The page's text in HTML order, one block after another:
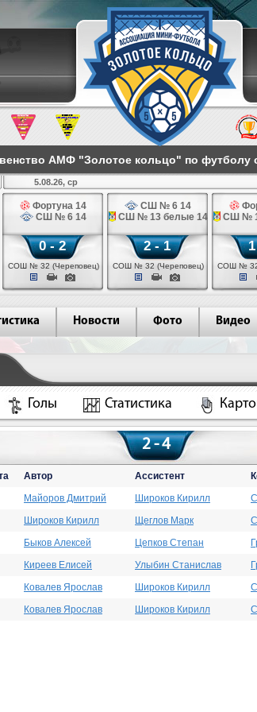
АМФ "Золотое кольцо" по футболу
5.08.26, ср
Фортуна 14
СШ № 6 14
0 - 2
СОШ № 32 (Череповец)
СШ № 6 14
СШ № 13 белые 14
2 - 1
СОШ № 32 (Череповец)
СШ №
СОШ № 32
Новости Фото Видео
Голы Статистика
2 - 4
Автор Ассистент
Майоров Дмитрий Широков Кирилл
Широков Кирилл Щеглов Марк
Быков Алексей Цепков Степан
Киреев Елисей Улыбин Станислав
Ковалев Ярослав Широков Кирилл
Ковалев Ярослав Широков Кирилл